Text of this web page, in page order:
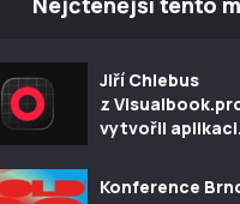
Jiří Chlebus
z
vytvořil
Konference